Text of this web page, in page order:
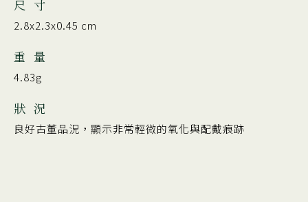
尺 寸
2.8x2.3x0.45 cm
重 量
4.83g
狀 況
良好古董品況，顯示非常輕微的氧化與配戴痕跡